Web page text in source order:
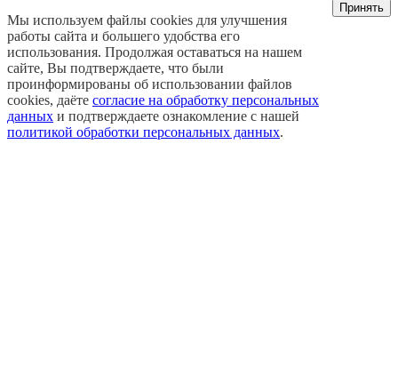
Мы используем файлы cookies для улучшения
работы сайта и большего удобства его
использования. Продолжая оставаться на нашем
сайте, Вы подтверждаете, что были
проинформированы об использовании файлов
cookies, даёте согласие на обработку персональных
данных и подтверждаете ознакомление с нашей
политикой обработки персональных данных.
Принять